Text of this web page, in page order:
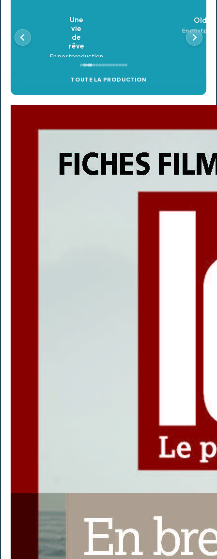
Oldeupe
En postproduction
TOUTE LA PRODUCTION